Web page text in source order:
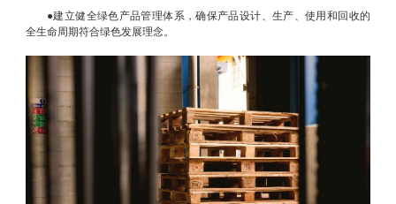
●建立健全绿色产品管理体系，确保产品设计、生产、使用和回收的
全生命周期符合绿色发展理念。